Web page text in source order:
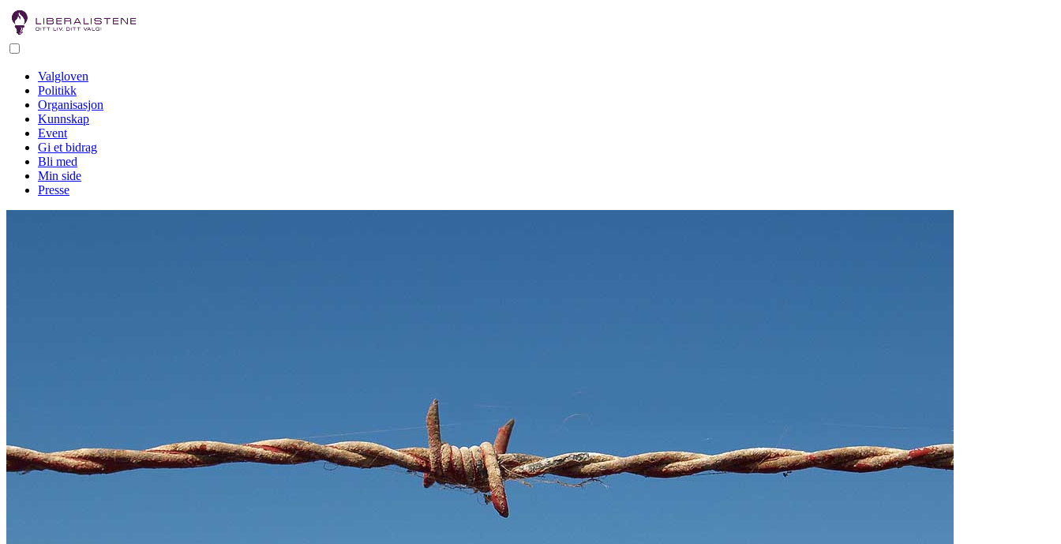
Valgloven
Politikk
Organisasjon
Kunnskap
Event
Gi et bidrag
Bli med
Min side
Presse